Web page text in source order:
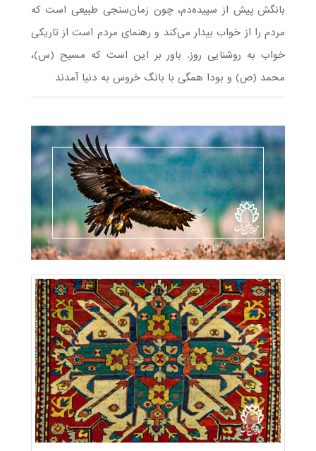
بانگش پیش از سپیده‌دم، چون زمان‌سنجی طبیعی است که
مردم را از خواب بیدار می‌کند و رهنمای مردم است از تاریکی
خواب به روشنایی روز. باور بر این است که مسیح (س)،
محمد (ص) و بودا همگی با بانگ خروس به دنیا آمدند